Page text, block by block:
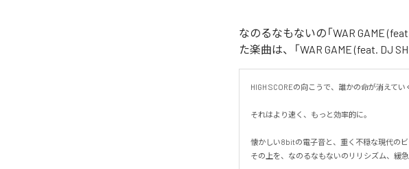
なのるなもないの「WAR GAME
た楽曲は、「WAR GAME (feat. DJ
HIGH SCOREの向こうで、誰かの命が消えてい
それはより速く、もっと効率的に。
懐かしい8bitの電子音と、重く不穏な現代のビ
その上を、なのるなもないのリリシズム、緩